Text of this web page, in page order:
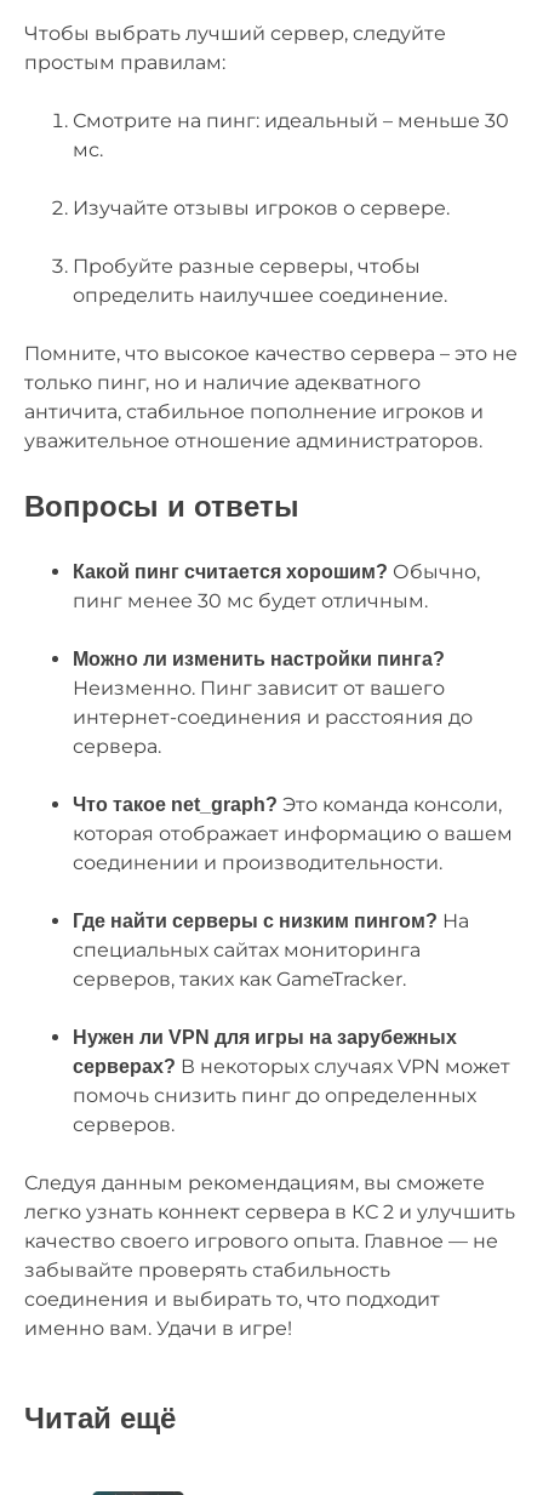
Чтобы выбрать лучший сервер, следуйте
простым правилам:
Смотрите на пинг: идеальный – меньше 30
мс.
Изучайте отзывы игроков о сервере.
Пробуйте разные серверы, чтобы
определить наилучшее соединение.
Помните, что высокое качество сервера – это не
только пинг, но и наличие адекватного
античита, стабильное пополнение игроков и
уважительное отношение администраторов.
Вопросы и ответы
Какой пинг считается хорошим? Обычно,
пинг менее 30 мс будет отличным.
Можно ли изменить настройки пинга?
Неизменно. Пинг зависит от вашего
интернет-соединения и расстояния до
сервера.
Что такое net_graph? Это команда консоли,
которая отображает информацию о вашем
соединении и производительности.
Где найти серверы с низким пингом? На
специальных сайтах мониторинга
серверов, таких как GameTracker.
Нужен ли VPN для игры на зарубежных
серверах? В некоторых случаях VPN может
помочь снизить пинг до определенных
серверов.
Следуя данным рекомендациям, вы сможете
легко узнать коннект сервера в КС 2 и улучшить
качество своего игрового опыта. Главное — не
забывайте проверять стабильность
соединения и выбирать то, что подходит
именно вам. Удачи в игре!
Читай ещё